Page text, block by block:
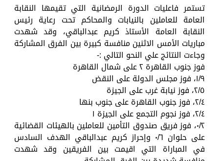
تستمر فاعليات الدورة الرمضانية التي تقيمها النقابة
العامة للعاملين بالنيابات والمحاكم تحت رعاية رئيس
النقابة العامة الأستاذ كريم عبدالباقي، وقد شهدت
مباريات الأمس الاثنين منافسة كبيرة بين الفرق المشاركة
وجاءت النتائج علي النحو التالي :-
فوز جنوب القاهرة ٢ على شمال القاهرة
١/٩، فوز مجلس الدولة على النقض
٢/٥، فوز نيابة غرب على الجيزة
٢/٤، فوز جنوب القاهرة على جنوب بنها
٢/٤، فوز نجوم التجمع على الجيزة ١
٠/٢، فوز فريق صندوق التأمين للعاملين بالهيئات القضائية
على حلوان ٠/٦ وإحراز كريم عبدالباقي الهدف السادس
في المباراة التي اقيمت بين الفريقين وقد شهدت